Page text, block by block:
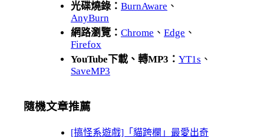
光碟燒錄： BurnAware 、
AnyBurn
網路瀏覽： Chrome 、 Edge 、
Firefox
YouTube下載、轉MP3： YT1s 、
SaveMP3
隨機文章推薦
[搞怪系遊戲]「貓跨欄」最愛出奇